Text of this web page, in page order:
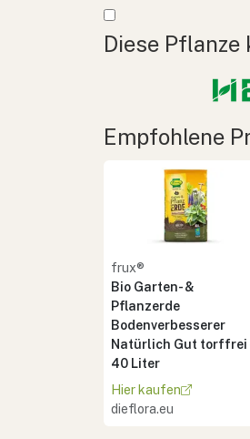
Mehr anzeigen
Diese Pflanze
Empfohlene
frux®
Bio Garten- &
Pflanzerde
Bodenverbesserer
Natürlich Gut torffrei
40 Liter
Hier kaufen
dieflora.eu